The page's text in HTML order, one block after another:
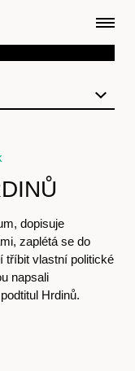
dopisuje
zaplétá se do
tříbit vlastní politické
napsali
Hrdinů.